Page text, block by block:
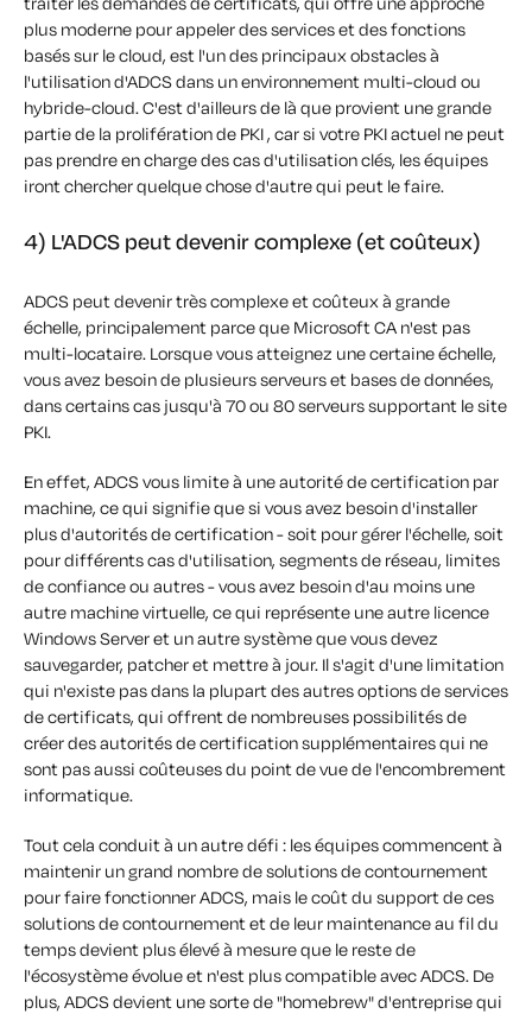
plus moderne pour appeler des services et des fonctions
basés sur le cloud, est l'un des principaux obstacles à
l'utilisation d'ADCS dans un environnement multi-cloud ou
hybride-cloud. C'est d'ailleurs de là que provient une grande
partie de la prolifération de PKI , car si votre PKI actuel ne peut
pas prendre en charge des cas d'utilisation clés, les équipes
iront chercher quelque chose d'autre qui peut le faire.
4) L'ADCS peut devenir complexe (et coûteux)
ADCS peut devenir très complexe et coûteux à grande
échelle, principalement parce que Microsoft CA n'est pas
multi-locataire. Lorsque vous atteignez une certaine échelle,
vous avez besoin de plusieurs serveurs et bases de données,
dans certains cas jusqu'à 70 ou 80 serveurs supportant le site
PKI.
En effet, ADCS vous limite à une autorité de certification par
machine, ce qui signifie que si vous avez besoin d'installer
plus d'autorités de certification - soit pour gérer l'échelle, soit
pour différents cas d'utilisation, segments de réseau, limites
de confiance ou autres - vous avez besoin d'au moins une
autre machine virtuelle, ce qui représente une autre licence
Windows Server et un autre système que vous devez
sauvegarder, patcher et mettre à jour. Il s'agit d'une limitation
qui n'existe pas dans la plupart des autres options de services
de certificats, qui offrent de nombreuses possibilités de
créer des autorités de certification supplémentaires qui ne
sont pas aussi coûteuses du point de vue de l'encombrement
informatique.
Tout cela conduit à un autre défi : les équipes commencent à
maintenir un grand nombre de solutions de contournement
pour faire fonctionner ADCS, mais le coût du support de ces
solutions de contournement et de leur maintenance au fil du
temps devient plus élevé à mesure que le reste de
l'écosystème évolue et n'est plus compatible avec ADCS. De
plus, ADCS devient une sorte de "homebrew" d'entreprise qui